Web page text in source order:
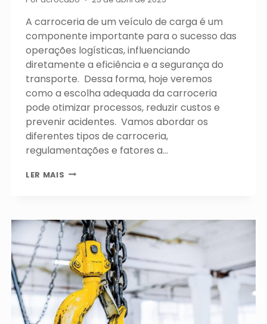
A carroceria de um veículo de carga é um
componente importante para o sucesso das
operações logísticas, influenciando
diretamente a eficiência e a segurança do
transporte. Dessa forma, hoje veremos
como a escolha adequada da carroceria
pode otimizar processos, reduzir custos e
prevenir acidentes. Vamos abordar os
diferentes tipos de carroceria,
regulamentações e fatores a…
LER MAIS QUAL
CARROCERIA
NO
TRANSPORTE
DE
CARGAS?